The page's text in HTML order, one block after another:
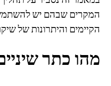
המקרים שבהם יש
הקיימים והיתרונות של
מהו כתר